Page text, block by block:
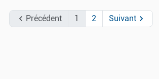
 Précédent 1 2 Suivant